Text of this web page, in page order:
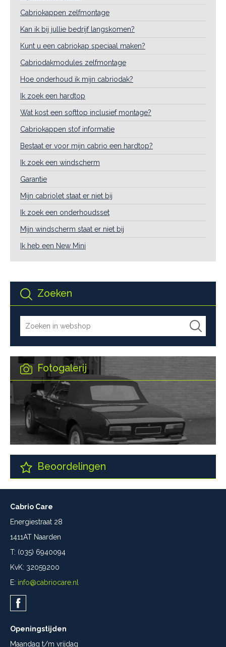
Zoeken
Fotogalerij
Beoordelingen
Cabriokappen zelfmontage
Kan ik bij jullie bedrijf langskomen?
Kunt u een cabriokap speciaal maken?
Cabriodakmodules zelfmontage
Hoe onderhoud ik mijn cabriodak?
Ik zoek een hardtop
Wat kost een softtop inclusief montage?
Cabriokappen stof informatie
Bestaat er voor mijn cabrio een hardtop?
Ik zoek een windscherm
Garantie
Mijn cabriolet staat er niet bij
Ik zoek een onderhoudsset
Mijn windscherm staat er niet bij
Ik heb een New Mini
Cabrio Care
Energiestraat 28
1411AT Naarden
T: (035) 6940094
KvK: 32059200
E: info@cabriocare.nl
Openingstijden
Maandag t/m vrijdag